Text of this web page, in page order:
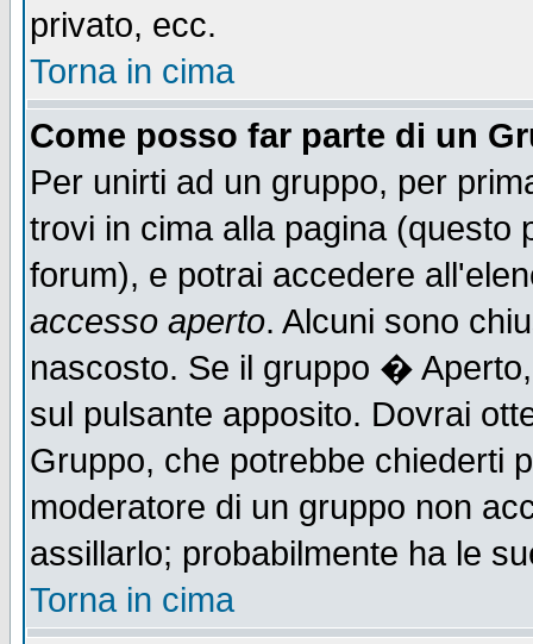
privato, ecc.
Torna in cima
Come posso far parte di un
Per unirti ad un gruppo, per
trovi in cima alla pagina
forum), e potrai accedere
accesso aperto. Alcuni sono
nascosto. Se il gruppo �
sul pulsante apposito. Dovrai
Gruppo, che potrebbe chiederti
moderatore di un gruppo non
assillarlo; probabilmente ha le
Torna in cima